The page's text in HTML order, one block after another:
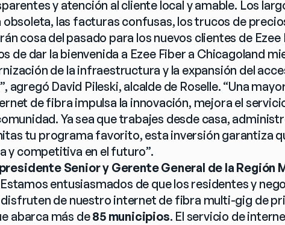
y atención al cliente local y amable. Los
las facturas confusas, los trucos de
cosa del pasado para los nuevos clientes de Ezee
de dar la bienvenida a Ezee Fiber a Chicagoland
de la infraestructura y la expansión del
agregó David Pileski, alcalde de Roselle. “Una
de fibra impulsa la innovación, mejora el
Ya sea que trabajes desde casa,
tu programa favorito, esta inversión garantiza
y competitiva en el futuro”.
Senior y Gerente General de la Región
entusiasmados de que los residentes y
de nuestro internet de fibra multi-gig de
abarca más de 85 municipios. El servicio de